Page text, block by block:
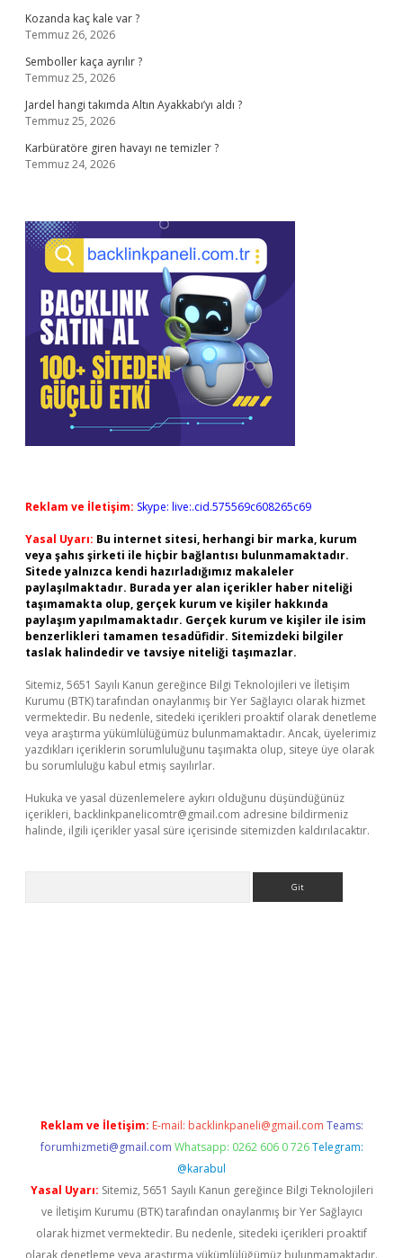
Kozanda kaç kale var ?
Temmuz 26, 2026
Semboller kaça ayrılır ?
Temmuz 25, 2026
Jardel hangi takımda Altın Ayakkabı’yı aldı ?
Temmuz 25, 2026
Karbüratöre giren havayı ne temizler ?
Temmuz 24, 2026
Reklam ve İletişim: Skype: live:.cid.575569c608265c69
Yasal Uyarı: Bu internet sitesi, herhangi bir marka, kurum
veya şahıs şirketi ile hiçbir bağlantısı bulunmamaktadır.
Sitede yalnızca kendi hazırladığımız makaleler
paylaşılmaktadır. Burada yer alan içerikler haber niteliği
taşımamakta olup, gerçek kurum ve kişiler hakkında
paylaşım yapılmamaktadır. Gerçek kurum ve kişiler ile isim
benzerlikleri tamamen tesadüfidir. Sitemizdeki bilgiler
taslak halindedir ve tavsiye niteliği taşımazlar.
Sitemiz, 5651 Sayılı Kanun gereğince Bilgi Teknolojileri ve İletişim
Kurumu (BTK) tarafından onaylanmış bir Yer Sağlayıcı olarak hizmet
vermektedir. Bu nedenle, sitedeki içerikleri proaktif olarak denetleme
veya araştırma yükümlülüğümüz bulunmamaktadır. Ancak, üyelerimiz
yazdıkları içeriklerin sorumluluğunu taşımakta olup, siteye üye olarak
bu sorumluluğu kabul etmiş sayılırlar.
Hukuka ve yasal düzenlemelere aykırı olduğunu düşündüğünüz
içerikleri, backlinkpanelicomtr@gmail.com adresine bildirmeniz
halinde, ilgili içerikler yasal süre içerisinde sitemizden kaldırılacaktır.
Reklam ve İletişim: E-mail: backlinkpaneli@gmail.com Teams:
forumhizmeti@gmail.com Whatsapp: 0262 606 0 726 Telegram:
@karabul
Yasal Uyarı: Sitemiz, 5651 Sayılı Kanun gereğince Bilgi Teknolojileri
ve İletişim Kurumu (BTK) tarafından onaylanmış bir Yer Sağlayıcı
olarak hizmet vermektedir. Bu nedenle, sitedeki içerikleri proaktif
olarak denetleme veya araştırma yükümlülüğümüz bulunmamaktadır.